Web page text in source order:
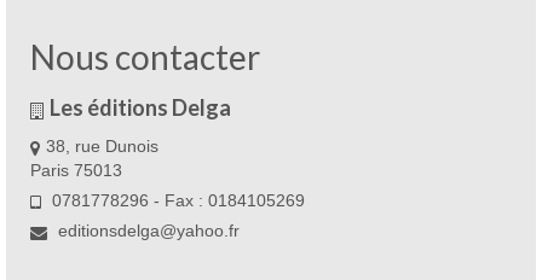
Nous contacter
Les éditions Delga
38, rue Dunois
Paris 75013
0781778296 - Fax : 0184105269
editionsdelga@yahoo.fr